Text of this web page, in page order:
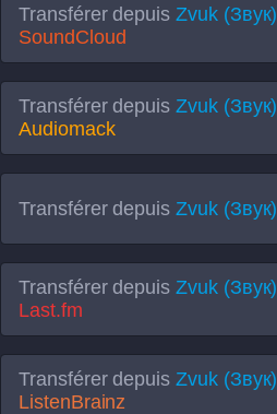
Transférer depuisZvuk (Звук)
SoundCloud
Transférer depuisZvuk (Звук)
Audiomack
Transférer depuisZvuk (Звук)
Transférer depuisZvuk (Звук)
Last.fm
Transférer depuisZvuk (Звук)
ListenBrainz